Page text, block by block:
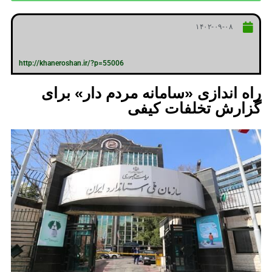
۱۴۰۲-۰۹-۰۸
http://khaneroshan.ir/?p=55006
راه اندازی «سامانه مردم دار‎» برای
گزارش تخلفات کیفی